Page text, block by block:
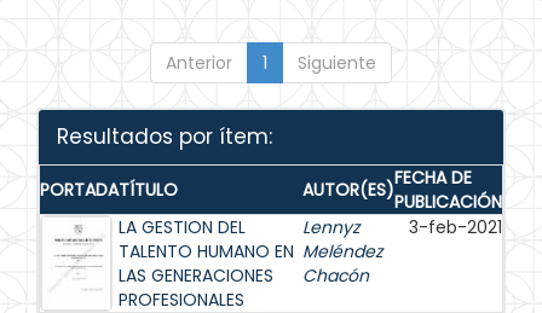
Anterior 1 Siguiente
Resultados por ítem:
PORTADATÍTULO AUTOR(ES)FECHA DE
PUBLICACIÓN
LA GESTION DEL
TALENTO HUMANO EN
LAS GENERACIONES
PROFESIONALES
Lennyz
Meléndez
Chacón
3-feb-2021